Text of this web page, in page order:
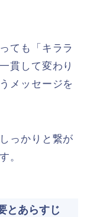
ても「キララ
貫して変わり
メッセージを
っかりと繋が
。
とあらすじ